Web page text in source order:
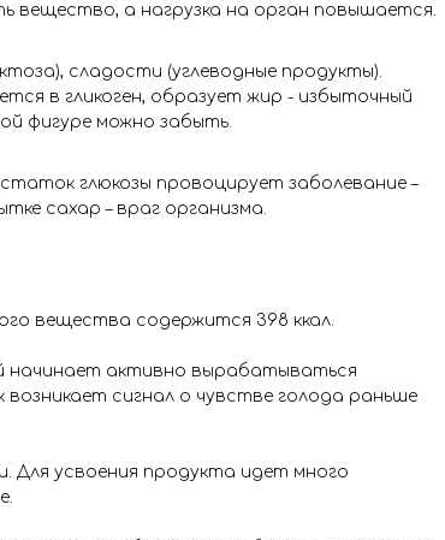
вещество, а нагрузка на орган повышается.
сладости (углеводные продукты).
в гликоген, образует жир - избыточный
фигуре можно забыть.
глюкозы провоцирует заболевание –
сахар – враг организма.
вещества содержится 398 ккал.
начинает активно вырабатываться
сигнал о чувстве голода раньше
Для усвоения продукта идет много